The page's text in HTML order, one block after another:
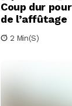
Coup dur
de l’affûtage
2 Min(s)